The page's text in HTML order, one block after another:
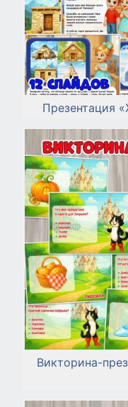
Презентация
Викторина-